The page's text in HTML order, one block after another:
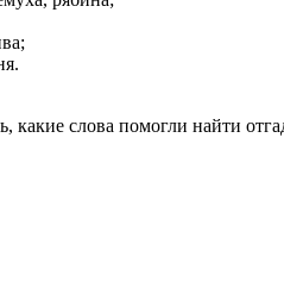
какие слова по­могли найти